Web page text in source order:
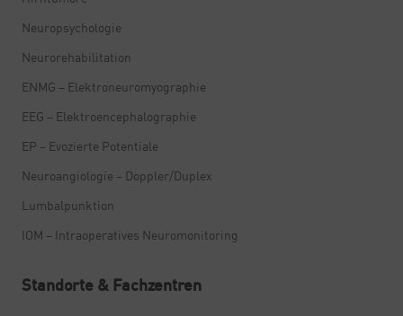
Neuropsychologie
Neurorehabilitation
ENMG – Elektroneuromyographie
EEG – Elektroencephalographie
EP – Evozierte Potentiale
Neuroangiologie – Doppler/Duplex
Lumbalpunktion
IOM – Intraoperatives Neuromonitoring
Standorte & Fachzentren